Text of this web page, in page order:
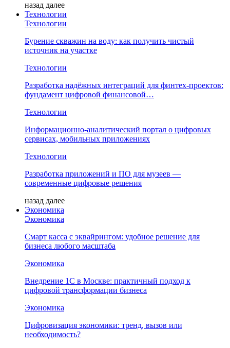
назад далее
Технологии
Технологии
Бурение скважин на воду: как получить чистый
источник на участке
Технологии
Разработка надёжных интеграций для финтех-проектов:
фундамент цифровой финансовой…
Технологии
Информационно-аналитический портал о цифровых
сервисах, мобильных приложениях
Технологии
Разработка приложений и ПО для музеев —
современные цифровые решения
назад далее
Экономика
Экономика
Смарт касса с эквайрингом: удобное решение для
бизнеса любого масштаба
Экономика
Внедрение 1С в Москве: практичный подход к
цифровой трансформации бизнеса
Экономика
Цифровизация экономики: тренд, вызов или
необходимость?